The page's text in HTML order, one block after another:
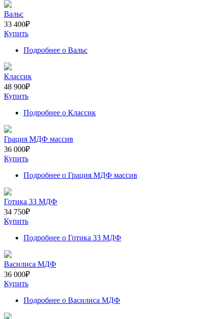
Вальс
33 400₽
Купить
Подробнее о Вальс
Классик
48 900₽
Купить
Подробнее о Классик
Грация МДФ массив
36 000₽
Купить
Подробнее о Грация МДФ массив
Готика 33 МДФ
34 750₽
Купить
Подробнее о Готика 33 МДФ
Василиса МДФ
36 000₽
Купить
Подробнее о Василиса МДФ